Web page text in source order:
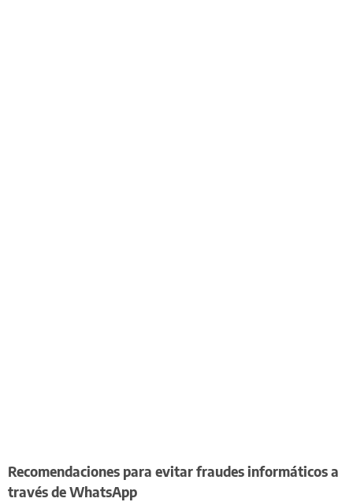
Recomendaciones para evitar fraudes informáticos a
través de WhatsApp